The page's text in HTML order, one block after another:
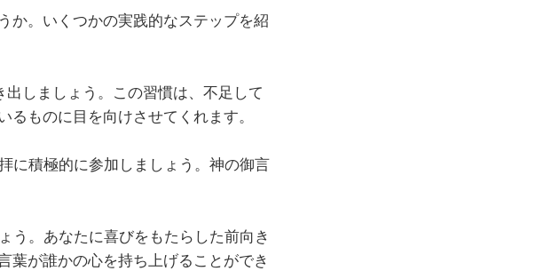
か。いくつかの実践的なステップを紹
出しましょう。この習慣は、不足して
ものに目を向けさせてくれます。
に積極的に参加しましょう。神の御言
う。あなたに喜びをもたらした前向き
葉が誰かの心を持ち上げることができ